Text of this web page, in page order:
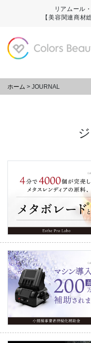
リアムール
【美容関連商材
ホーム > JOURNAL